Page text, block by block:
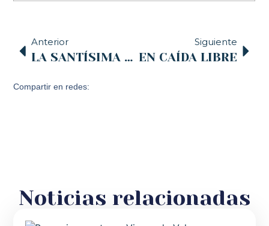
Anterior
LA SANTÍSIMA TRINIDAD (22 de mayo)
Siguiente
EN CAÍDA LIBRE
Compartir en redes:
Noticias relacionadas